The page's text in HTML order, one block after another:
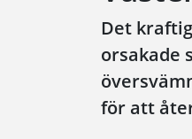
Det
orsakade
för att